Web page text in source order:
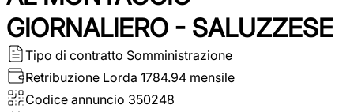
GIORNALIERO - SALUZZESE
Tipo di contratto Somministrazione
Retribuzione Lorda 1784.94 mensile
Codice annuncio 350248